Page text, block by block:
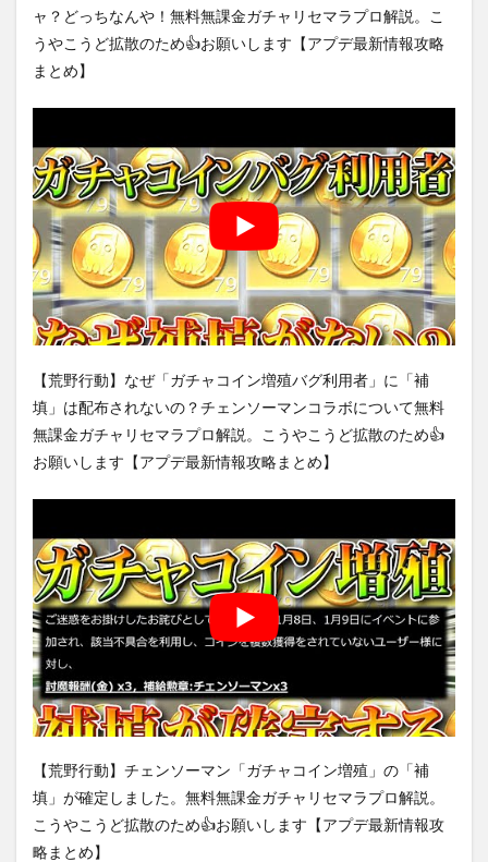
ャ？どっちなんや！無料無課金ガチャリセマラプロ解説。こ
うやこうど拡散のため👍お願いします【アプデ最新情報攻略
まとめ】
【荒野行動】なぜ「ガチャコイン増殖バグ利用者」に「補
填」は配布されないの？チェンソーマンコラボについて無料
無課金ガチャリセマラプロ解説。こうやこうど拡散のため👍
お願いします【アプデ最新情報攻略まとめ】
【荒野行動】チェンソーマン「ガチャコイン増殖」の「補
填」が確定しました。無料無課金ガチャリセマラプロ解説。
こうやこうど拡散のため👍お願いします【アプデ最新情報攻
略まとめ】